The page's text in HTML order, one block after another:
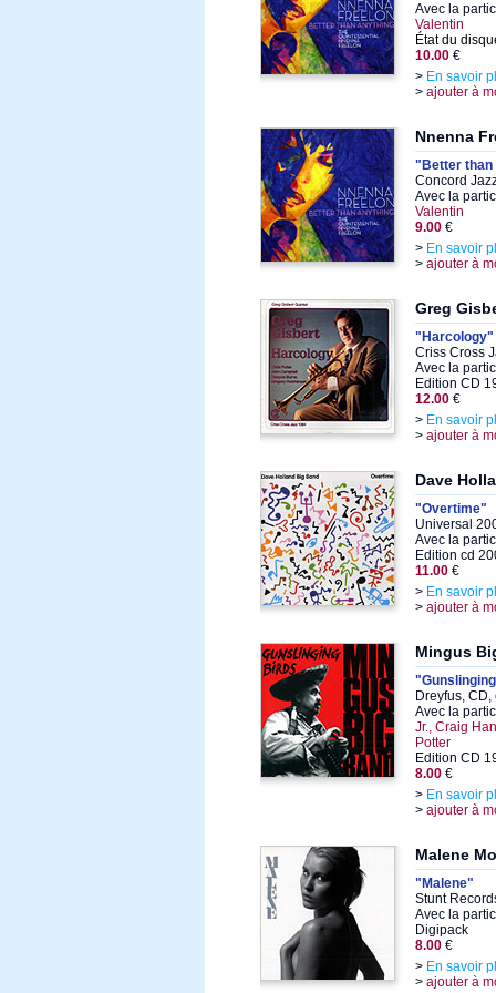
Avec la
Valentin
État du
10.00 €
> En savoir
> ajouter à
Nnenna
"Better than
Concord
Avec la
Valentin
9.00 €
> En savoir
> ajouter à
Greg
"Harcology"
Criss Cross
Avec la
Edition CD
12.00 €
> En savoir
> ajouter à
Dave
"Overtime"
Universal
Avec la
Edition cd
11.00 €
> En savoir
> ajouter à
Mingus
Dreyfus,
Avec la
Jr., Craig
Potter
Edition CD
8.00 €
> En savoir
> ajouter à
Malene
"Malene"
Stunt
Avec la
Digipack
8.00 €
> En savoir
> ajouter à